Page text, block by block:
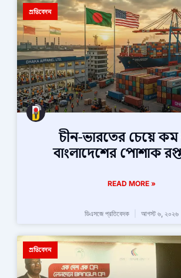
প্রতিবেদন
চীন-ভারতের চেয়ে কম
বাংলাদেশের পোশাক
READ MORE »
ডিএসজে প্রতিবেদক আগস্ট ৬, ২০২৬
প্রতিবেদন